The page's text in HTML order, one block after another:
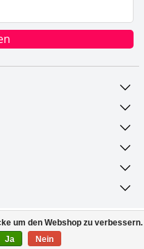
and more UG
byLightspeed
um den Webshop zu verbessern.
Ja Nein